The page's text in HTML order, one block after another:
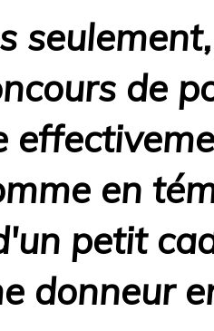
de
en
petit
donneur